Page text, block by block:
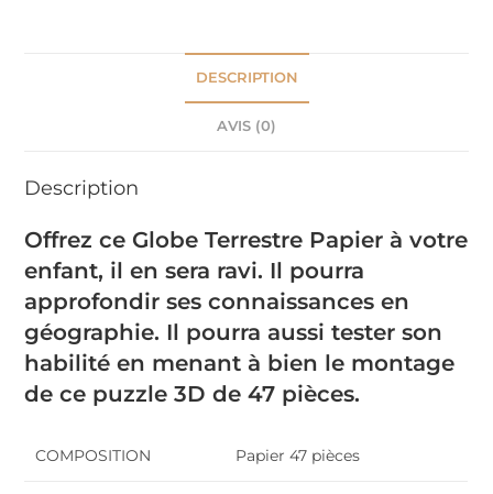
DESCRIPTION
AVIS (0)
Description
Offrez ce Globe Terrestre Papier à votre
enfant, il en sera ravi. Il pourra
approfondir ses connaissances en
géographie. Il pourra aussi tester son
habilité en menant à bien le montage
de ce puzzle 3D de 47 pièces.
COMPOSITION Papier 47 pièces